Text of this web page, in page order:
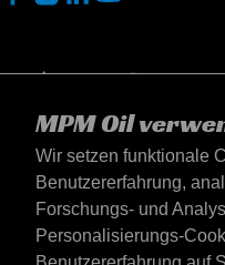
MPM Oil
Wir setzen funktionale
Benutzererfahrung,
Forschungs- und
Personalisierungs-